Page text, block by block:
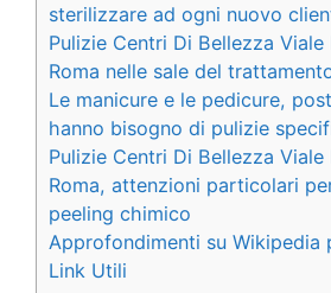
sterilizzare ad ogni nuovo
Pulizie Centri Di Bellezza
Roma nelle sale del
Le manicure e le pedicure,
hanno bisogno di pulizie
Pulizie Centri Di Bellezza
Roma, attenzioni particolari
peeling chimico
Approfondimenti su Wikipedia
Link Utili